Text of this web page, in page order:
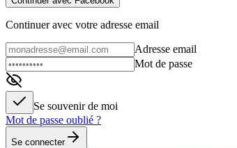
Continuer avec votre adresse email
Adresse email
Mot de passe
Se souvenir de moi
Mot de passe oublié ?
Se connecter